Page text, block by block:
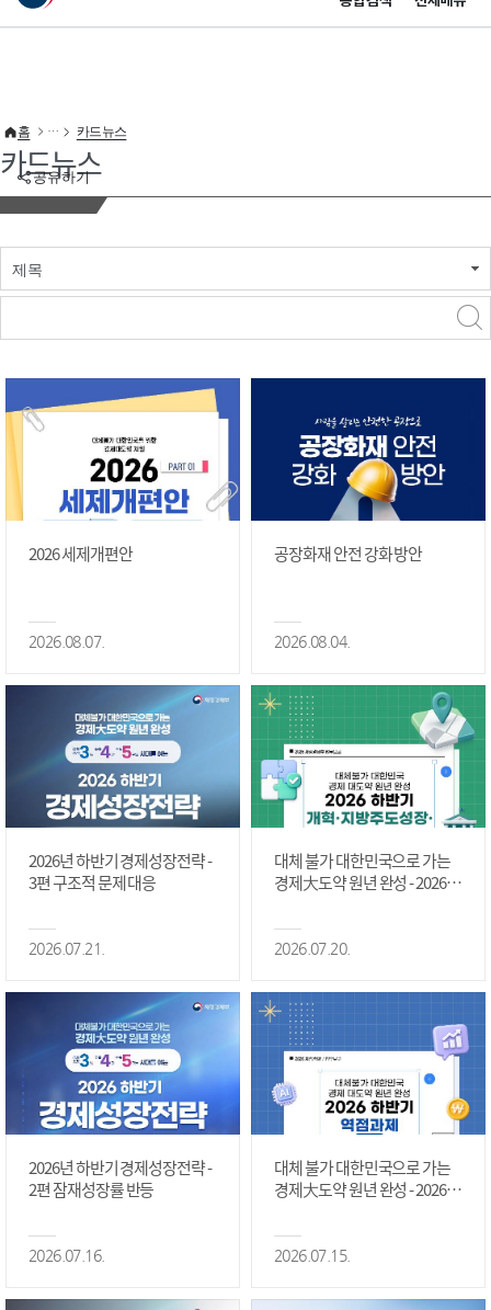
이 누리집은 대한민국 공식 전자정부 누리집입니다.
공유하기
홈 카드뉴스
카드뉴스
제목
2026 세제개편안
2026.08.07.
공장화재 안전 강화 방안
2026.08.04.
2026년 하반기 경제성장전략 -
3편 구조적 문제 대응
2026.07.21.
대체 불가 대한민국으로 가는
경제大도약 원년 완성 - 2026 하
정상화 #2편
2026.07.20.
2026년 하반기 경제성장전략 -
2편 잠재성장률 반등
2026.07.16.
대체 불가 대한민국으로 가는
경제大도약 원년 완성 - 2026 하
2026.07.15.